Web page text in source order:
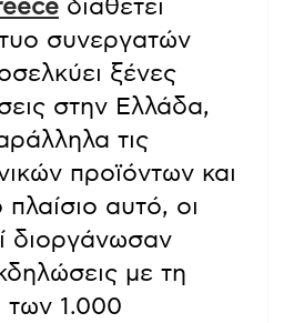
διαθέτει
συνεργατών
ξένες
στην Ελλάδα,
τις
προϊόντων και
αυτό, οι
διοργάνωσαν
με τη
των 1.000